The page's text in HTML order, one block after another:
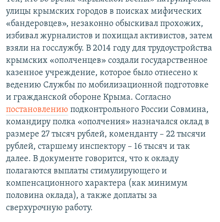
улицы крымских городов в поисках мифических
«бандеровцев», незаконно обыскивал прохожих,
избивал журналистов и похищал активистов, затем
взяли на госслужбу. В 2014 году для трудоустройства
крымских «ополченцев» создали государственное
казенное учреждение, которое было отнесено к
ведению Службы по мобилизационной подготовке
и гражданской обороне Крыма. Согласно
постановлению подконтрольного России Совмина,
командиру полка «ополчения» назначался оклад в
размере 27 тысяч рублей, коменданту – 22 тысячи
рублей, старшему инспектору – 16 тысяч и так
далее. В документе говорится, что к окладу
полагаются выплаты стимулирующего и
компенсационного характера (как минимум
половина оклада), а также доплаты за
сверхурочную работу.